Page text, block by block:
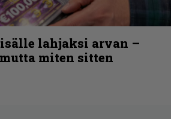
lahjaksi arvan –
miten sitten